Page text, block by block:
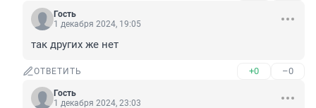
Гость
1 декабря 2024, 19:05
так других же нет
ОТВЕТИТЬ +0 –0
Гость
1 декабря 2024, 23:03